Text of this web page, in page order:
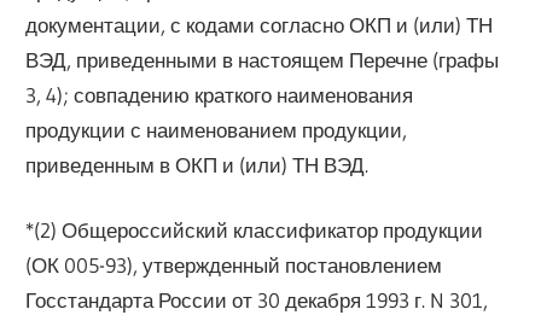
документации, с кодами согласно ОКП и (или) ТН
ВЭД, приведенными в настоящем Перечне (графы
3, 4); совпадению краткого наименования
продукции с наименованием продукции,
приведенным в ОКП и (или) ТН ВЭД.
*(2) Общероссийский классификатор продукции
(ОК 005-93), утвержденный постановлением
Госстандарта России от 30 декабря 1993 г. N 301,